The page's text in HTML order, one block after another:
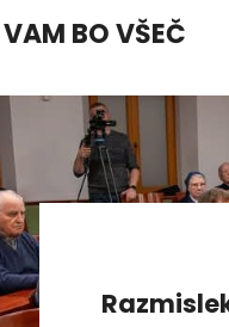
BO VŠEČ